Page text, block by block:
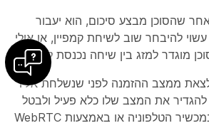
שהסוכן מבצע סיכום, הוא יעבור
להיבחר שוב לשיחת קמפיין, או אולי
מוגדר למזג בין שיחה נכנסת ליוצאת.
ממצב ההזמנה לפני שנשלחת אליו
להגדיר את המצב שלו כלא פעיל ולבטל
את שיחת ההזמנה (במכשיר הטלפוניה או באמצעות WebRTC